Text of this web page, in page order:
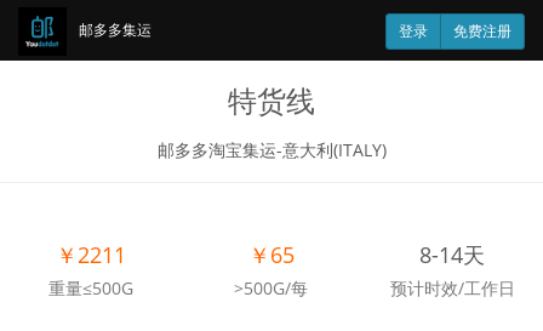
邮多多集运 登录 免费注册
特货线
邮多多淘宝集运-意大利(ITALY)
￥2211
重量≤500G
￥65
>500G/每
8-14天
预计时效/工作日